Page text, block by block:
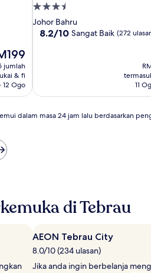
jumlah
& fi
12 Ogo
Hartanah
3.5
bintang
Johor Bahru
8.2
ulasan)
8.2/10 Sangat Baik (272
11
dalam masa 24 jam lalu berdasarkan
di Tebrau
AEON Tebrau City
8.0/10 (234 ulasan)
Jika anda ingin berbelanja